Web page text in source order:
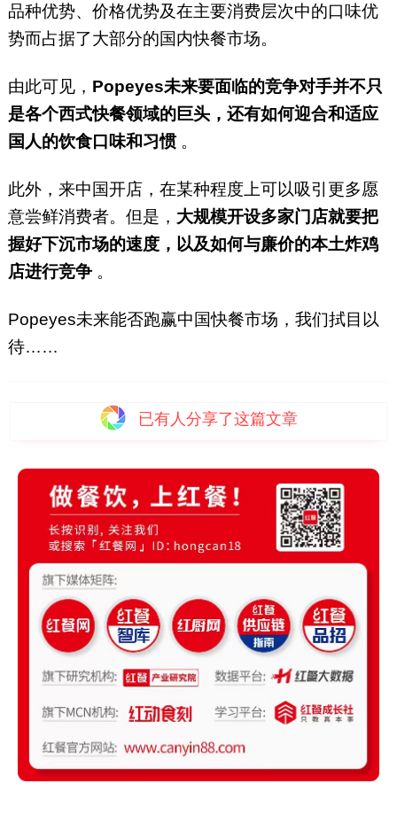
品种优势、价格优势及在主要消费层次中的口味优
势而占据了大部分的国内快餐市场。
由此可见， Popeyes未来要面临的竞争对手并不只
是各个西式快餐领域的巨头，还有如何迎合和适应
国人的饮食口味和习惯 。
此外，来中国开店，在某种程度上可以吸引更多愿
意尝鲜消费者。但是， 大规模开设多家门店就要把
握好下沉市场的速度，以及如何与廉价的本土炸鸡
店进行竞争 。
Popeyes未来能否跑赢中国快餐市场，我们拭目以
待……
已有 人分享了这篇文章